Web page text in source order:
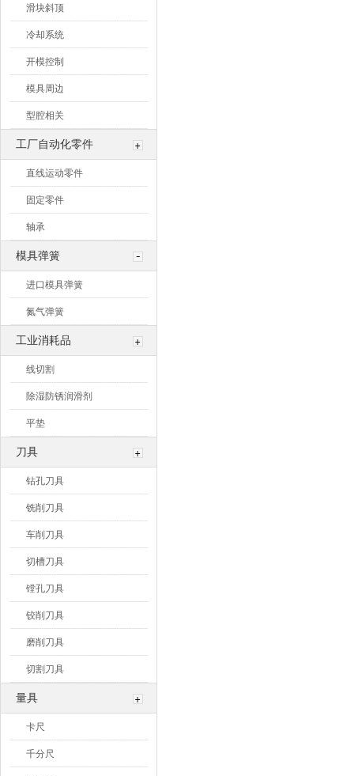
滑块斜顶
冷却系统
开模控制
模具周边
型腔相关
工厂自动化零件
直线运动零件
固定零件
轴承
模具弹簧
进口模具弹簧
氮气弹簧
工业消耗品
线切割
除湿防锈润滑剂
平垫
刀具
钻孔刀具
铣削刀具
车削刀具
切槽刀具
镗孔刀具
铰削刀具
磨削刀具
切割刀具
量具
卡尺
千分尺